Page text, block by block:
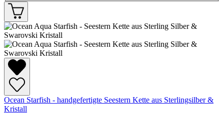
Ocean Starfish - handgefertigte Seestern Kette aus Sterlingsilber &
Kristall